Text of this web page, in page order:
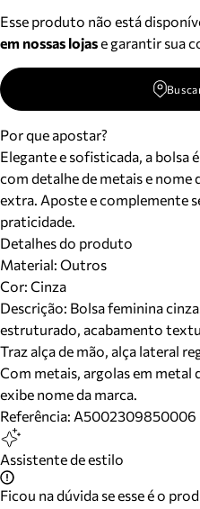
Esse produto não está
em nossas lojase garantir sua
Por que apostar?
Elegante e sofisticada, a bolsa
com detalhe de metais e nome
extra. Aposte e complemente
praticidade.
Detalhes do produto
Material: Outros
Cor: Cinza
Descrição: Bolsa feminina
estruturado, acabamento
Traz alça de mão, alça lateral
Com metais, argolas em metal
exibe nome da marca.
Referência: A5002309850006
Assistente de estilo
Ficou na dúvida se esse é o